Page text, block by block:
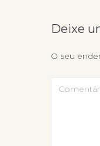
Deixe
O seu